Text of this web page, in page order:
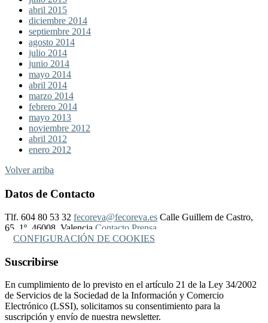
abril 2015
diciembre 2014
septiembre 2014
agosto 2014
julio 2014
junio 2014
mayo 2014
abril 2014
marzo 2014
febrero 2014
mayo 2013
noviembre 2012
abril 2012
enero 2012
Volver arriba
Datos de Contacto
Tlf. 604 80 53 32 fecoreva@fecoreva.es Calle Guillem de Castro,
65, 1º, 46008, Valencia Contacto Prensa
CONFIGURACIÓN DE COOKIES
Suscribirse
En cumplimiento de lo previsto en el artículo 21 de la Ley 34/2002
de Servicios de la Sociedad de la Información y Comercio
Electrónico (LSSI), solicitamos su consentimiento para la
suscripción y envío de nuestra newsletter.